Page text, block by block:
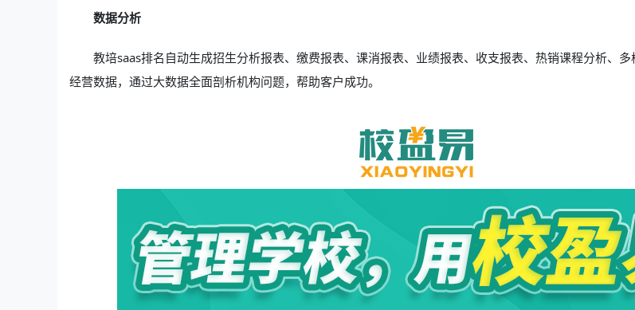
数据分析
教培saas排名自动生成招生分析报表、缴费报表、课消报表、业绩报表、收支报表、热销课程分析、
经营数据，通过大数据全面剖析机构问题，帮助客户成功。